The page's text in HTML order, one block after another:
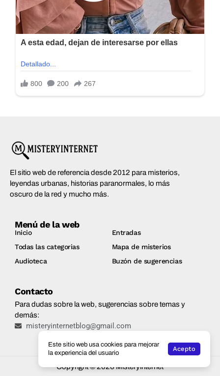
El sitio web de referencia desde 2012 para misterios,
leyendas urbanas, historias paranormales, lo más
oscuro de la red y mucho más.
Menú de la web
Inicio
Entradas
Todas las categorias
Mapa de misterios
Audioteca
Buzón de sugerencias
Contacto
Para dudas sobre la web, sugerencias sobre temas y
demás:
misteryinternetblog@gmail.com
Copyright © 2026 Misteryinternet
Este sitio web usa cookies para mejorar
la experiencia del usuario
Acepto